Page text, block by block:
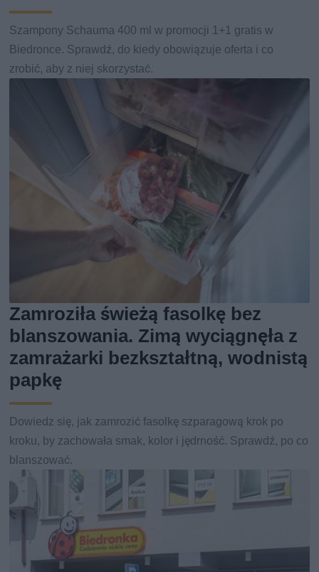
Szampony Schauma 400 ml w promocji 1+1 gratis w
Biedronce. Sprawdź, do kiedy obowiązuje oferta i co
zrobić, aby z niej skorzystać.
Zamroziła świeżą fasolkę bez
blanszowania. Zimą wyciągnęła z
zamrażarki bezkształtną, wodnistą
papkę
Dowiedz się, jak zamrozić fasolkę szparagową krok po
kroku, by zachowała smak, kolor i jędrność. Sprawdź, po co
blanszować.